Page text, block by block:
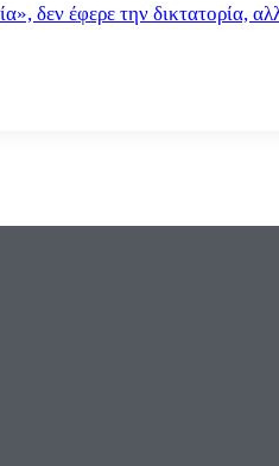
δεν έφερε την δικτατορία,